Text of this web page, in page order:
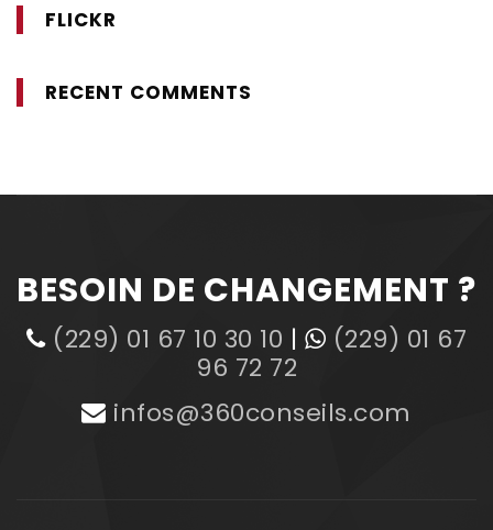
FLICKR
RECENT COMMENTS
BESOIN DE CHANGEMENT ?
(229) 01 67 10 30 10 |
(229) 01 67
96 72 72
infos@360conseils.com